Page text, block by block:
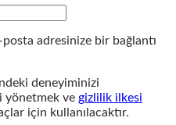
adresinize bir bağlantı
deneyiminizi
yönetmek ve gizlilik ilkesi
için kullanılacaktır.